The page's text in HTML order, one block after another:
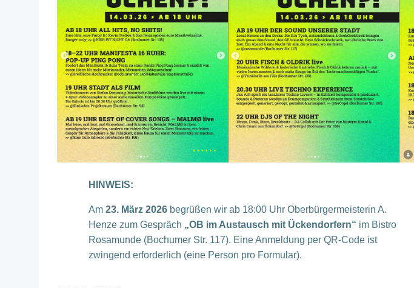
HINWEIS:
Am 23. März 2026begrüßen wir ab 18:00 Uhr Oberbürgermeisterin A.
Henze zum Gespräch „OB im Austausch mit Ückendorfern“ im Bistro
Rosamunde (Bochumer Str. 117). Eine Anmeldung per QR-Code ist
zwingend erforderlich (eine Person pro Formular).